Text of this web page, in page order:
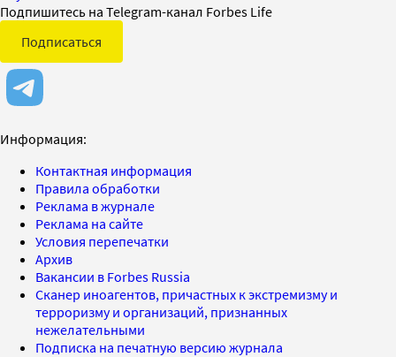
Подпишитесь на Telegram-канал Forbes Life
Подписаться
Информация:
Контактная информация
Правила обработки
Реклама в журнале
Реклама на сайте
Условия перепечатки
Архив
Вакансии в Forbes Russia
Сканер иноагентов, причастных к экстремизму и
терроризму и организаций, признанных
нежелательными
Подписка на печатную версию журнала